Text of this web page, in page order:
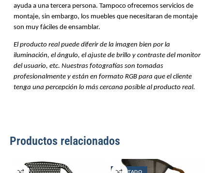
ayuda a una tercera persona. Tampoco ofrecemos servicios de
montaje, sin embargo, los muebles que necesitaran de montaje
son muy fáciles de ensamblar.
El producto real puede diferir de la imagen bien por la
iluminación, el ángulo, el ajuste de brillo y contraste del monitor
del usuario, etc. Nuestras fotografías son tomadas
profesionalmente y están en formato RGB para que el cliente
tenga una percepción lo más cercana posible al producto real.
Productos relacionados
AGOTADO